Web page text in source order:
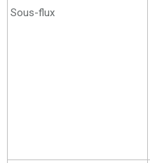
Sous-flux